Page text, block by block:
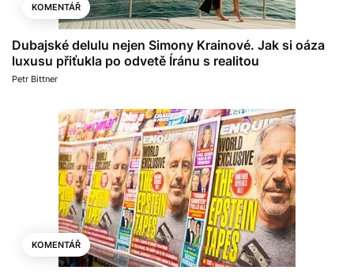
KOMENTÁŘ
Dubajské delulu nejen Simony Krainové. Jak si oáza
luxusu přiťukla po odvetě Íránu s realitou
Petr Bittner
KOMENTÁŘ